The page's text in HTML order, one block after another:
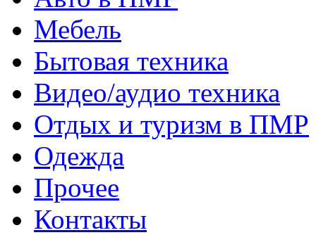
Мебель
Бытовая техника
Видео/аудио техника
Отдых и туризм в ПМР
Одежда
Прочее
Контакты